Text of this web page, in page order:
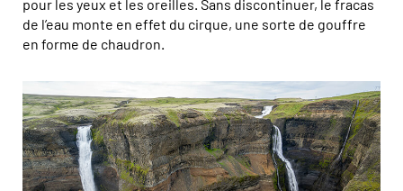
pour les yeux et les oreilles. Sans discontinuer, le fracas
de l’eau monte en effet du cirque, une sorte de gouffre
en forme de chaudron.